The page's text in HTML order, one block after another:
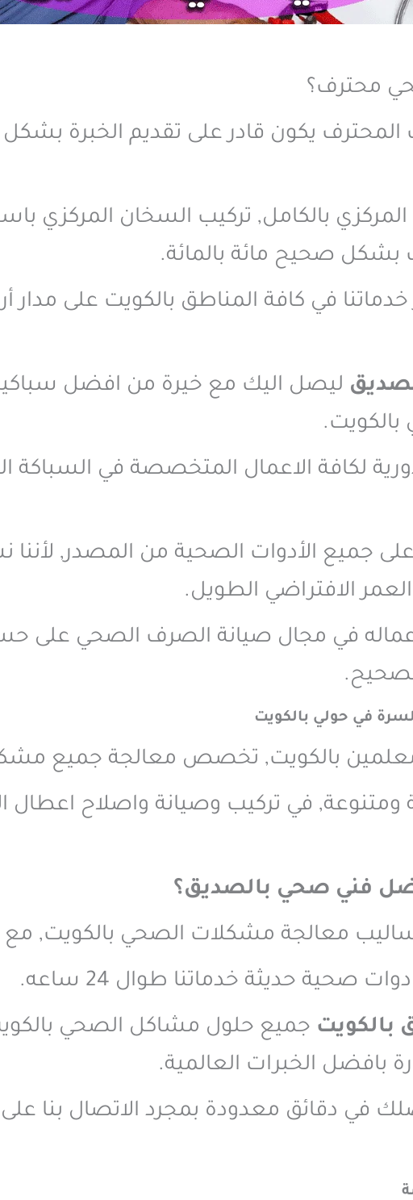
محترف؟
المحترف يكون قادر على تقديم الخبرة
بالكامل, تركيب السخان المركزي
بشكل صحيح مائة بالمائة.
في كافة المناطق بالكويت على
ليصل اليك مع خيرة من افضل
لكافة الاعمال المتخصصة في السباكة
جميع الأدوات الصحية من المصدر,
الافتراضي الطويل.
في مجال صيانة الصرف الصحي على
في حولي بالكويت
بالكويت, تخصص معالجة جميع
في تركيب وصيانة واصلاح اعطال
فني صحي بالصديق؟
معالجة مشكلات الصحي بالكويت, مع
صحية حديثة خدماتنا طوال 24 ساعه.
جميع حلول مشاكل الصحي
بافضل الخبرات العالمية.
في دقائق معدودة بمجرد الاتصال بنا